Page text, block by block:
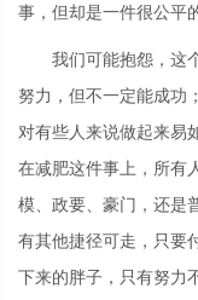
事，但却是一件很公平
我们可能抱怨，这
努力，但不一定能成功
对有些人来说做起来易
在减肥这件事上，所有
模、政要、豪门，还是
有其他捷径可走，只要
下来的胖子，只有努力